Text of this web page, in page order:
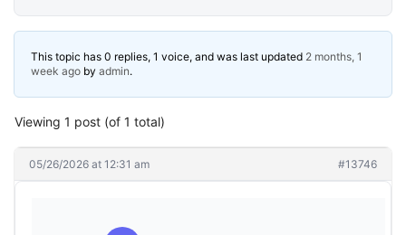
This topic has 0 replies, 1 voice, and was last updated 2 months, 1
week ago by admin.
Viewing 1 post (of 1 total)
05/26/2026 at 12:31 am #13746